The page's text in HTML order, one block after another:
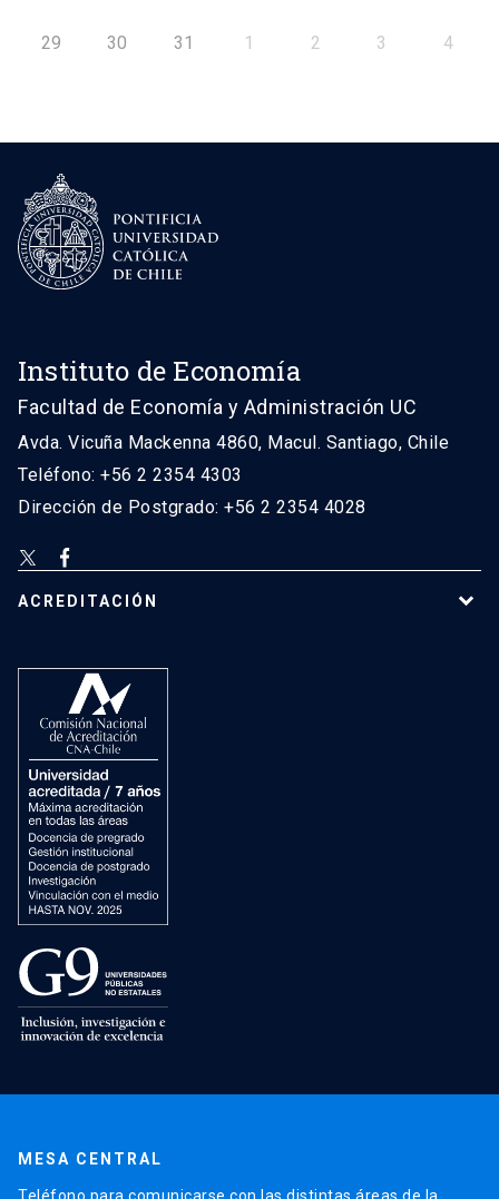
29 30 31 1 2 3 4
Instituto de Economía
Facultad de Economía y Administración UC
Avda. Vicuña Mackenna 4860, Macul. Santiago, Chile
Teléfono: +56 2 2354 4303
Dirección de Postgrado: +56 2 2354 4028
ACREDITACIÓN
MESA CENTRAL